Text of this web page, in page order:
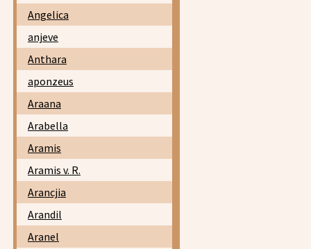
Angelica
anjeve
Anthara
aponzeus
Araana
Arabella
Aramis
Aramis v. R.
Arancjia
Arandil
Aranel